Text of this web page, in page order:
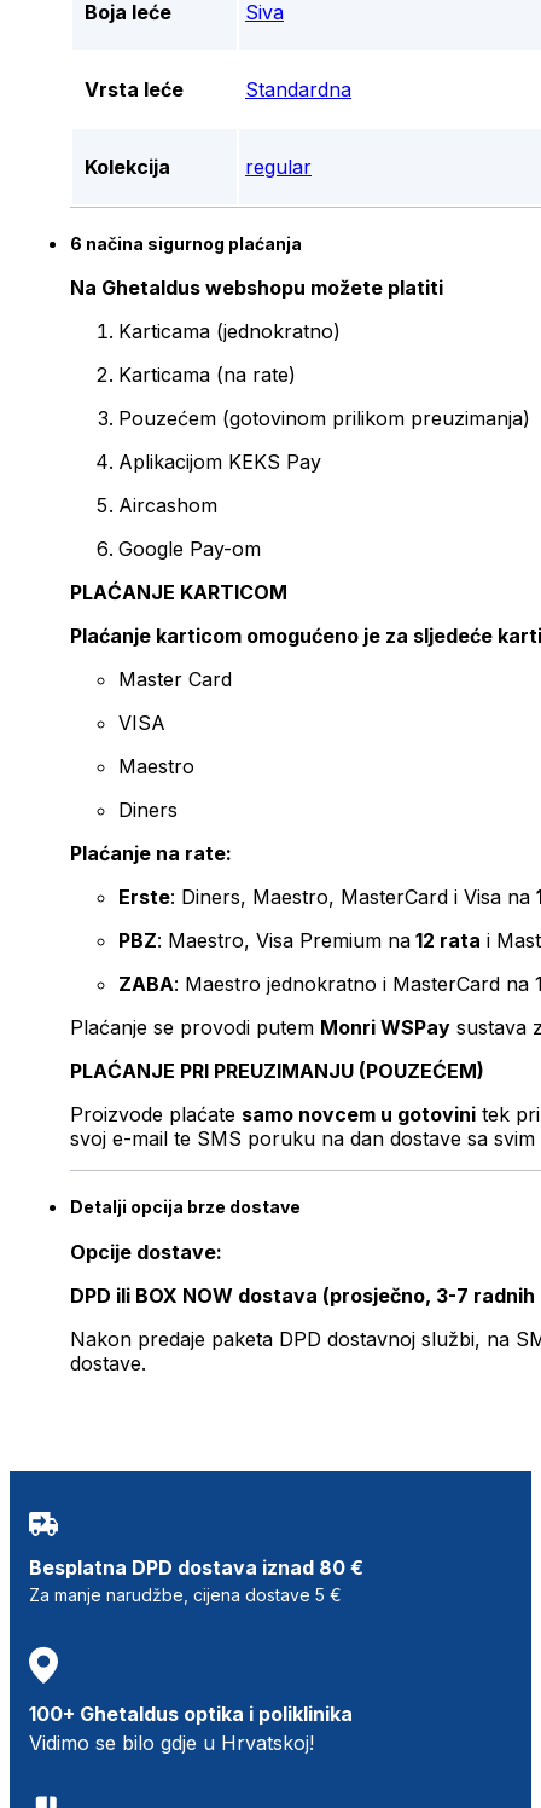
Boja leće Siva
Vrsta leće Standardna
Kolekcija regular
6 načina sigurnog plaćanja
Na Ghetaldus webshopu možete platiti
Karticama (jednokratno)
Karticama (na rate)
Pouzećem (gotovinom prilikom preuzimanja)
Aplikacijom KEKS Pay
Aircashom
Google Pay-om
PLAĆANJE KARTICOM
Plaćanje karticom omogućeno je za sljedeće
Master Card
VISA
Maestro
Diners
Plaćanje na rate:
Erste: Diners, Maestro, MasterCard i Visa na
PBZ: Maestro, Visa Premium na 12 rata i
ZABA: Maestro jednokratno i MasterCard na
Plaćanje se provodi putem Monri WSPay sustava
PLAĆANJE PRI PREUZIMANJU (POUZEĆEM)
Proizvode plaćate samo novcem u gotovini tek
svoj e-mail te SMS poruku na dan dostave sa svim
Detalji opcija brze dostave
Opcije dostave:
DPD ili BOX NOW dostava (prosječno, 3-7 radnih
Nakon predaje paketa DPD dostavnoj službi, na
dostave.
Besplatna DPD dostava iznad 80 €
Za manje narudžbe, cijena dostave 5 €
100+ Ghetaldus optika i poliklinika
Vidimo se bilo gdje u Hrvatskoj!